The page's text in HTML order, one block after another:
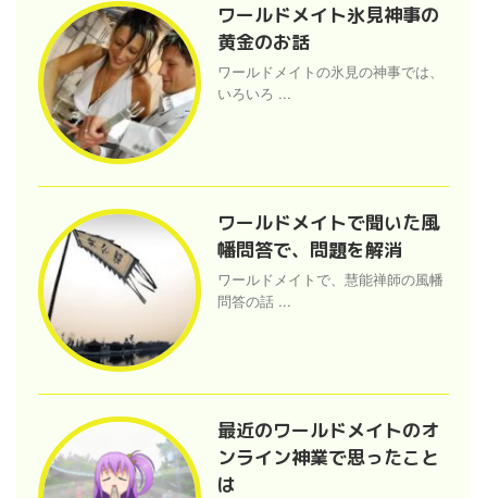
ワールドメイト氷見神事の
黄金のお話
ワールドメイトの氷見の神事では、
いろいろ ...
ワールドメイトで聞いた風
幡問答で、問題を解消
ワールドメイトで、慧能禅師の風幡
問答の話 ...
最近のワールドメイトのオ
ンライン神業で思ったこと
は